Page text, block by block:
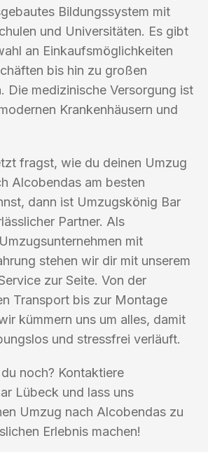
Bildungssystem mit
und Universitäten. Es gibt
an Einkaufsmöglichkeiten
bis hin zu großen
Die medizinische Versorgung ist
Krankenhäusern und
fragst, wie du deinen Umzug
Alcobendas am besten
dann ist Umzugskönig Bar
Partner. Als
mit
stehen wir dir mit unserem
zur Seite. Von der
Transport bis zur Montage
kümmern uns um alles, damit
und stressfrei verläuft.
noch? Kontaktiere
Lübeck und lass uns
Umzug nach Alcobendas zu
Erlebnis machen!